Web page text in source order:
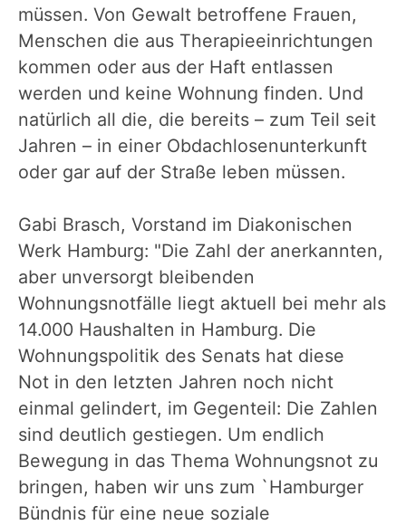
müssen. Von Gewalt betroffene Frauen,
Menschen die aus Therapieeinrichtungen
kommen oder aus der Haft entlassen
werden und keine Wohnung finden. Und
natürlich all die, die bereits – zum Teil seit
Jahren – in einer Obdachlosenunterkunft
oder gar auf der Straße leben müssen.
Gabi Brasch, Vorstand im Diakonischen
Werk Hamburg: "Die Zahl der anerkannten,
aber unversorgt bleibenden
Wohnungsnotfälle liegt aktuell bei mehr als
14.000 Haushalten in Hamburg. Die
Wohnungspolitik des Senats hat diese
Not in den letzten Jahren noch nicht
einmal gelindert, im Gegenteil: Die Zahlen
sind deutlich gestiegen. Um endlich
Bewegung in das Thema Wohnungsnot zu
bringen, haben wir uns zum `Hamburger
Bündnis für eine neue soziale